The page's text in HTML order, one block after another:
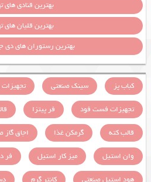
بهترین قنادی های
بهترین قلیان های
بهترین رستوران های دی
کباب پز سینک صنعتی
تجهیزات فست فود
فر پیتزا
قالب کته
گرمکن غذا اجاق گاز
وان استیل
میز کار استیل فر